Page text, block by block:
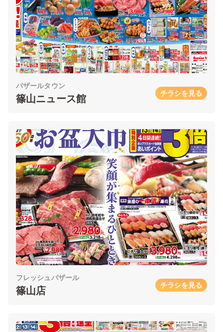
バザールタウン
篠山ニュース館 チラシを見る
フレッシュバザール
篠山店 チラシを見る